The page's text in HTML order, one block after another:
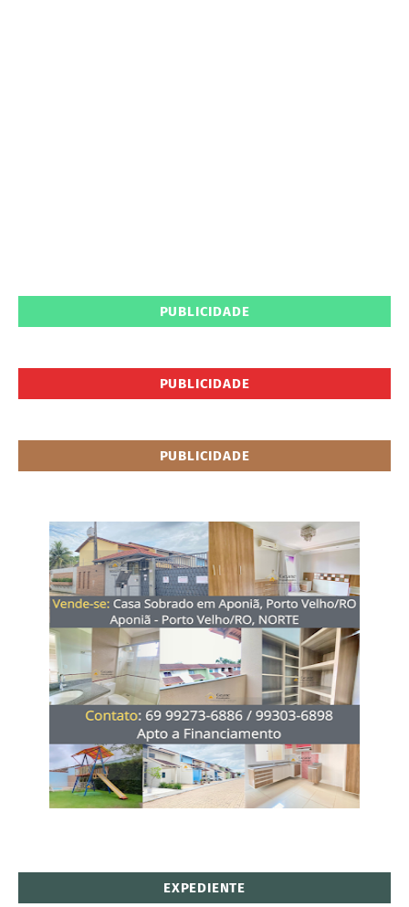
PUBLICIDADE
PUBLICIDADE
PUBLICIDADE
EXPEDIENTE